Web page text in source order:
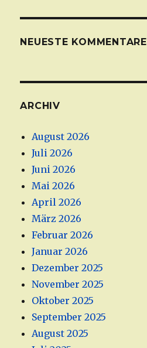
NEUESTE KOMMENTARE
ARCHIV
August 2026
Juli 2026
Juni 2026
Mai 2026
April 2026
März 2026
Februar 2026
Januar 2026
Dezember 2025
November 2025
Oktober 2025
September 2025
August 2025